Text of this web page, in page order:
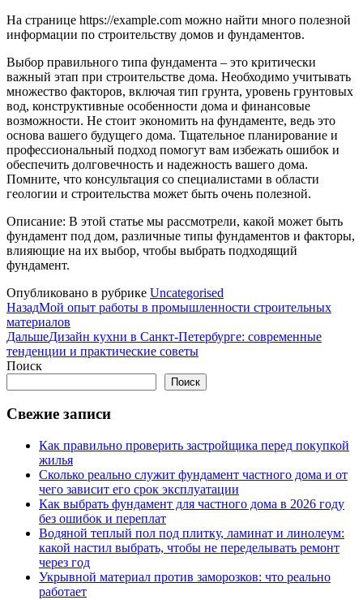
На странице https://example.com можно найти много полезной
информации по строительству домов и фундаментов.
Выбор правильного типа фундамента – это критически
важный этап при строительстве дома. Необходимо учитывать
множество факторов, включая тип грунта, уровень грунтовых
вод, конструктивные особенности дома и финансовые
возможности. Не стоит экономить на фундаменте, ведь это
основа вашего будущего дома. Тщательное планирование и
профессиональный подход помогут вам избежать ошибок и
обеспечить долговечность и надежность вашего дома.
Помните, что консультация со специалистами в области
геологии и строительства может быть очень полезной.
Описание: В этой статье мы рассмотрели, какой может быть
фундамент под дом, различные типы фундаментов и факторы,
влияющие на их выбор, чтобы выбрать подходящий
фундамент.
Опубликовано в рубрике Uncategorised
НазадМой опыт работы в промышленности строительных
материалов
ДальшеДизайн кухни в Санкт-Петербурге: современные
тенденции и практические советы
Поиск
Поиск
Свежие записи
Как правильно проверить застройщика перед покупкой
жилья
Сколько реально служит фундамент частного дома и от
чего зависит его срок эксплуатации
Как выбрать фундамент для частного дома в 2026 году
без ошибок и переплат
Водяной теплый пол под плитку, ламинат и линолеум:
какой настил выбрать, чтобы не переделывать ремонт
через год
Укрывной материал против заморозков: что реально
работает